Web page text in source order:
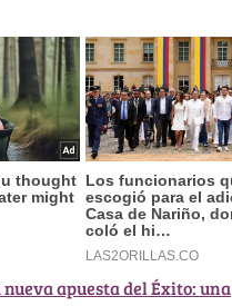
nueva apuesta del Éxito: una